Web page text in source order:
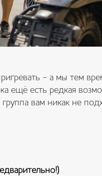
- а мы тем
ещё есть редкая
вам никак не